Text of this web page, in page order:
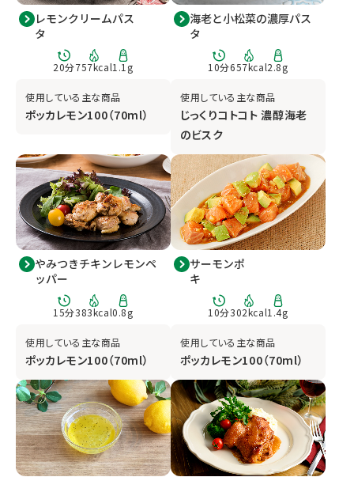
レモンクリームパス
タ
20分757kcal1.1 g
使用している主な商品
ポッカレモン100（70ml）
海老と小松菜の濃厚パス
タ
10分657kcal2.8g
使用している主な商品
じっくりコトコト 濃醇海老
のビスク
やみつきチキンレモンペ
ッパー
15分383kcal0.8g
使用している主な商品
ポッカレモン100（70ml）
サーモンポ
キ
10分302kcal1.4g
使用している主な商品
ポッカレモン100（70ml）